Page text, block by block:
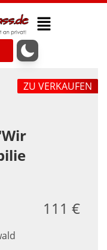
ZU VERKAUFEN
111 €